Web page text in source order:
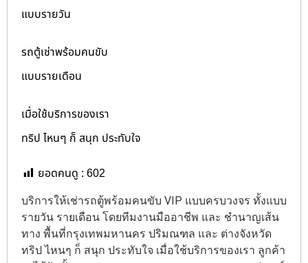
แบบรายวัน
รถตู้เช่าพร้อมคนขับ
แบบรายเดือน
เมื่อใช้บริการของเรา
ทริป ไหนๆ ก็ สนุก ประทับใจ
ยอดคนดู : 602
บริการให้เช่ารถตู้พร้อมคนขับ VIP แบบครบวงจร ทั้งแบบ
รายวัน รายเดือน โดยทีมงานมืออาชีพ และ ชำนาญเส้น
ทาง พื้นที่กรุงเทพมหานคร ปริมณฑล และ ต่างจังหวัด
ทริป ไหนๆ ก็ สนุก ประทับใจ เมื่อใช้บริการของเรา ลูกค้า